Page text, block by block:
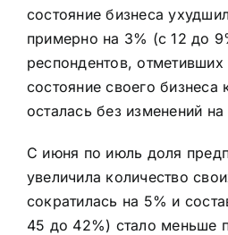
состояние бизнеса
примерно на 3% (с 12 до
респондентов,
состояние своего бизнеса
осталась без изменений
С июня по июль доля
увеличила количество
сократилась на 5% и
45 до 42%) стало меньше